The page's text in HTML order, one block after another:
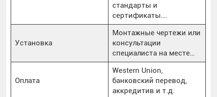
стандарты и
сертификаты….
Установка
Монтажные чертежи или
консультации
специалиста на месте…
Оплата
Western Union,
банковский перевод,
аккредитив и т.д.